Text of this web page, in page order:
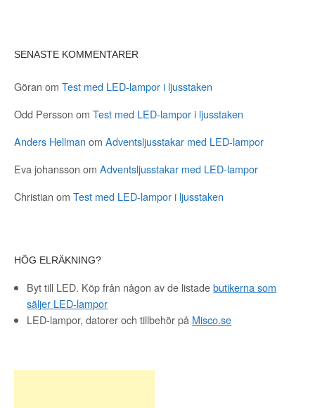
SENASTE KOMMENTARER
Göran om Test med LED-lampor i ljusstaken
Odd Persson om Test med LED-lampor i ljusstaken
Anders Hellman om Adventsljusstakar med LED-lampor
Eva johansson om Adventsljusstakar med LED-lampor
Christian om Test med LED-lampor i ljusstaken
HÖG ELRÄKNING?
Byt till LED. Köp från någon av de listadebutikerna som
säljer LED-lampor
LED-lampor, datorer och tillbehör på Misco.se